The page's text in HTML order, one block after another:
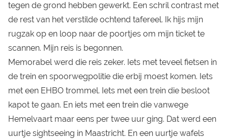
tegen de grond hebben gewerkt. Een schril contrast met
de rest van het verstilde ochtend tafereel. Ik hijs mijn
rugzak op en loop naar de poortjes om mijn ticket te
scannen. Mijn reis is begonnen.
Memorabel werd die reis zeker. Iets met teveel fietsen in
de trein en spoorwegpolitie die erbij moest komen. Iets
met een EHBO trommel. Iets met een trein die besloot
kapot te gaan. En iets met een trein die vanwege
Hemelvaart maar eens per twee uur ging. Dat werd een
uurtje sightseeing in Maastricht. En een uurtje wafels